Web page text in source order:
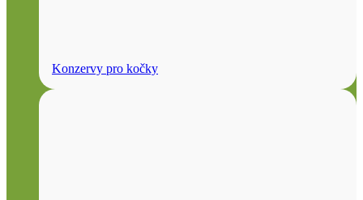
Konzervy pro kočky